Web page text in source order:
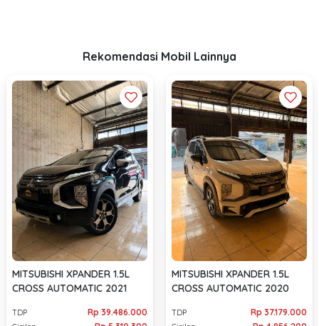
Rekomendasi Mobil Lainnya
MITSUBISHI XPANDER 1.5L
CROSS AUTOMATIC 2021
TDP Rp 39.486.000
MITSUBISHI XPANDER 1.5L
CROSS AUTOMATIC 2020
TDP Rp 37.179.000